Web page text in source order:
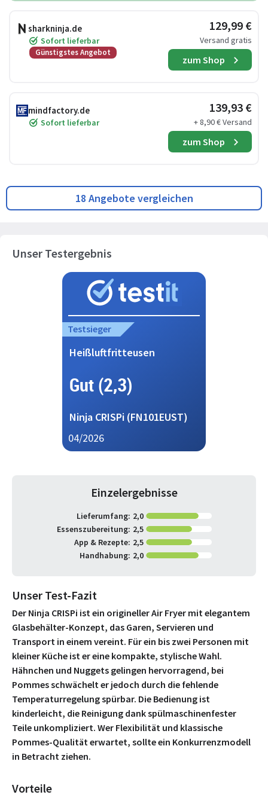
sharkninja.de
Sofort lieferbar
Günstigstes Angebot
129,99 €
Versand gratis
zum Shop
mindfactory.de
Sofort lieferbar
139,93 €
+ 8,90 € Versand
zum Shop
18 Angebote vergleichen
Unser Testergebnis
Testsieger
Heißluftfritteusen
Gut (2,3)
Ninja CRISPi (FN101EUST)
04/2026
Einzelergebnisse
Lieferumfang: 2,0
Essenszubereitung: 2,5
App & Rezepte: 2,5
Handhabung: 2,0
Unser Test-Fazit
Der Ninja CRISPi ist ein origineller Air Fryer mit elegantem
Glasbehälter-Konzept, das Garen, Servieren und
Transport in einem vereint. Für ein bis zwei Personen mit
kleiner Küche ist er eine kompakte, stylische Wahl.
Hähnchen und Nuggets gelingen hervorragend, bei
Pommes schwächelt er jedoch durch die fehlende
Temperaturregelung spürbar. Die Bedienung ist
kinderleicht, die Reinigung dank spülmaschinenfester
Teile unkompliziert. Wer Flexibilität und klassische
Pommes-Qualität erwartet, sollte ein Konkurrenzmodell
in Betracht ziehen.
Vorteile